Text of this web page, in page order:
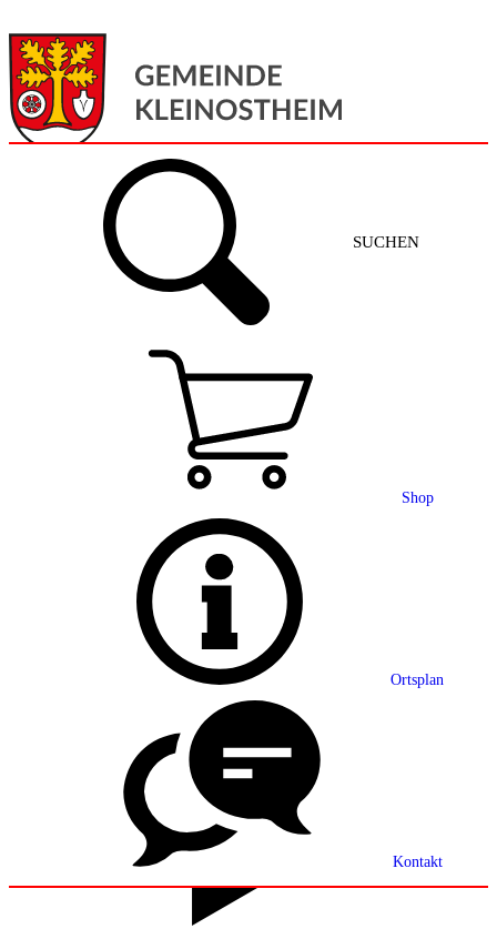
SUCHEN
Shop
Ortsplan
Kontakt
Gemeinde + Service
Grußwort
Ortsplan
Partnerschaft
Statistik
Mitteilungsblatt